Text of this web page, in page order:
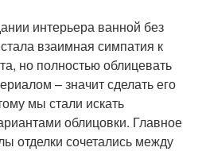
интерьера ванной без
взаимная симпатия к
но полностью облицевать
– значит сделать его
мы стали искать
облицовки. Главное
отделки сочетались между